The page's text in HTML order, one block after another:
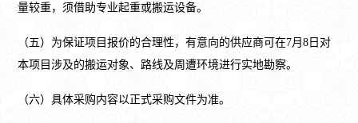
量较重，须借助专业起重或搬运设备。
（五）为保证项目报价的合理性，有意向的供应商可在7月8日对
本项目涉及的搬运对象、路线及周遭环境进行实地勘察。
（六）具体采购内容以正式采购文件为准。